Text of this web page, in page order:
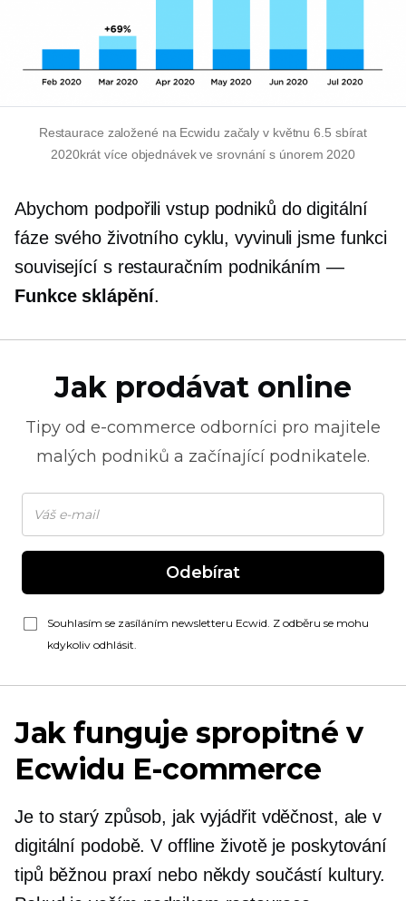
Restaurace založené na Ecwidu začaly v květnu 6.5 sbírat
2020krát více objednávek ve srovnání s únorem 2020
Abychom podpořili vstup podniků do digitální
fáze svého životního cyklu, vyvinuli jsme funkci
související s restauračním podnikáním —
Funkce sklápění.
Jak prodávat online
Tipy od e-commerce odborníci pro majitele
malých podniků a začínající podnikatele.
Odebírat
Souhlasím se zasíláním newsletteru Ecwid. Z odběru se mohu
kdykoliv odhlásit.
Jak funguje spropitné v
Ecwidu E-commerce
Je to starý způsob, jak vyjádřit vděčnost, ale v
digitální podobě. V offline životě je poskytování
tipů běžnou praxí nebo někdy součástí kultury.